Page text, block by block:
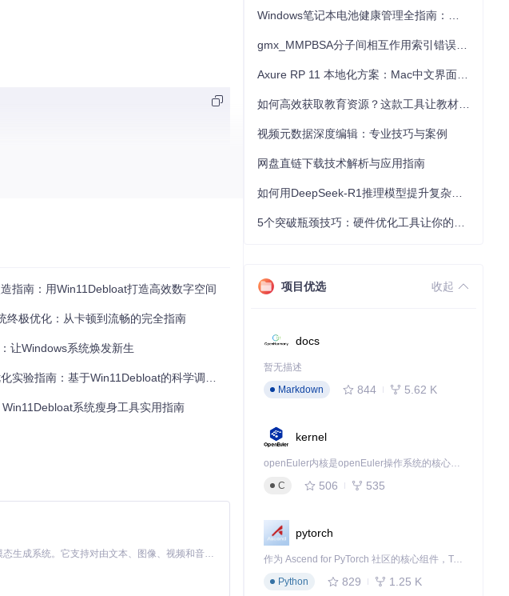
不适用场景
高度定制化系统
指南：用Win11Debloat打造高效数字空间
终极优化：从卡顿到流畅的完全指南
让Windows系统焕发新生
验指南：基于Win11Debloat的科学调优方案
系统瘦身工具实用指南
MiniMax H3 是一个通用的全模态生成系统。它支持对由文本、图像、视频和音频组成的多模态上下文进行统一理解，并能生成分辨率高达 2K、时长可达 15 秒的带原生立体声音频的视频。得益于面向任务泛化的系统设计，H3 在预训练阶段就已具备广泛的多模态上下文理解与生成能力，能够出色地执行复杂的多模态指令。
视频元数据深度编辑：专业技巧与案例
网盘直链下载技术解析与应用指南
项目优选 收起
docs
暂无描述
Markdown
844 5.62 K
kernel
openEuler内核是openEuler操作系统的核心，既是系统性能与稳定性的基石，也是连接处理器、设备与服务的桥梁。
C
506 535
pytorch
作为 Ascend for PyTorch 社区的核心组件，TorchNPU 是昇腾专为 PyTorch 打造的深度学习适配插件，使 PyTorch 框架能够直接调用昇腾 NPU，为开发者提供昇腾 AI 处理器的超强算力。
Python
829 1.25 K